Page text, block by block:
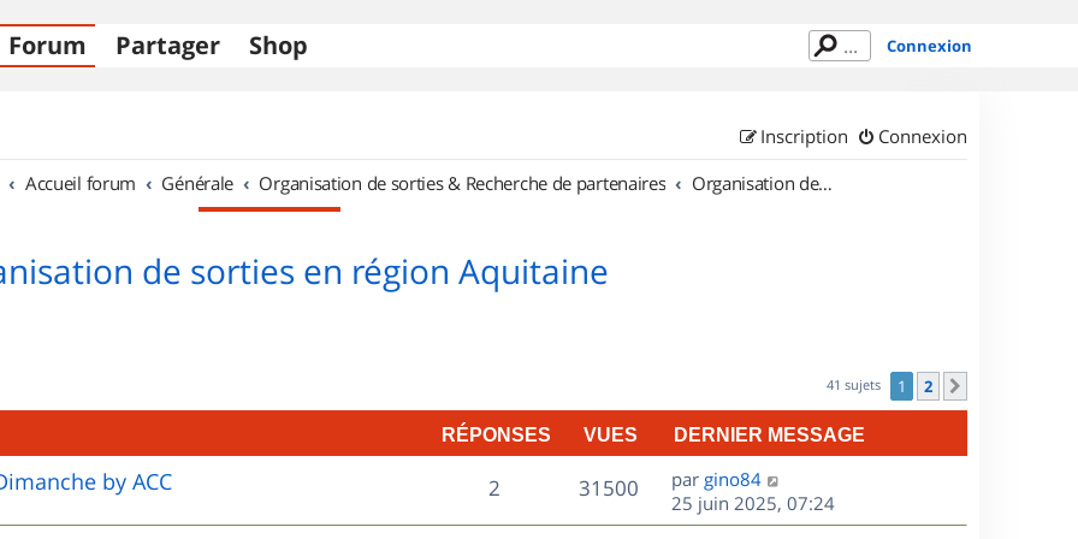
Forum Partager Shop Connexion
Connexion
Inscription
Accueil forum Générale Organisation de sorties & Recherche de partenaires Organisation de sorties en région Aquitaine
de sorties en région Aquitaine
41 sujets 1 2
RÉPONSES VUES DERNIER MESSAGE
by ACC 2R
é
31500V
u
D
e
r
par gino84
25 juin 2025, 07:24